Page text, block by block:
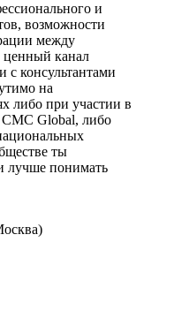
и
возможности
между
ценный канал
с консультантами
на
либо при участии в
Global, либо
ты
лучше понимать